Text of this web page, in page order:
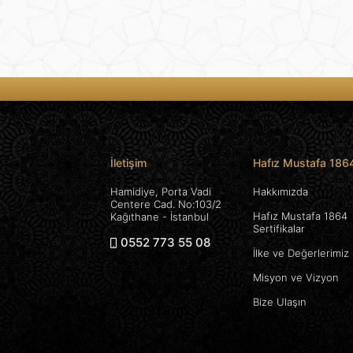
İletişim
Hamidiye, Porta Vadi
Centere Cad. No:103/2
Kağıthane - İstanbul
0552 773 55 08
Hafız Mustafa
Hakkımızda
Hafız Mustafa 1864
Sertifikalar
İlke ve Değerlerimiz
Misyon ve Vizyon
Bize Ulaşın